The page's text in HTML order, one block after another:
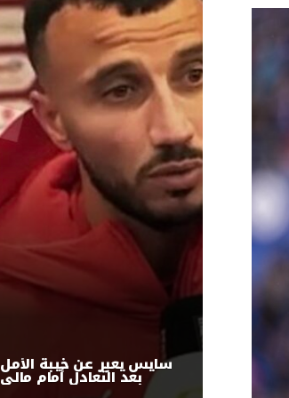
سايس يعبر عن خيبة الأمل
بعد التعادل أمام مالي